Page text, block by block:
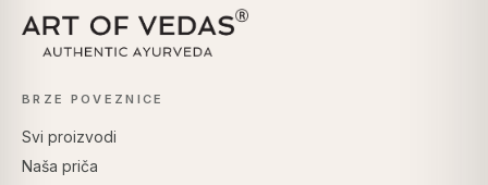
BRZE POVEZNICE
Svi proizvodi
Naša priča